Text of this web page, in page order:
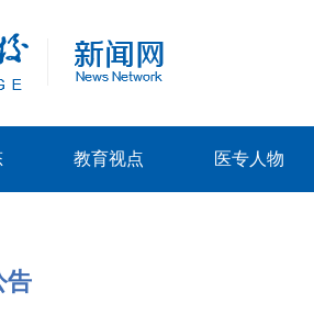
教育视点 医专人物
告